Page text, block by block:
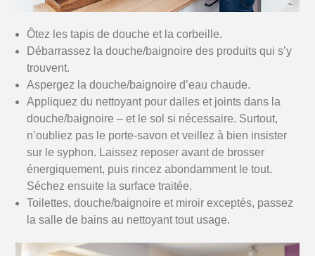
Ôtez les tapis de douche et la corbeille.
Débarrassez la douche/baignoire des produits qui s’y
trouvent.
Aspergez la douche/baignoire d’eau chaude.
Appliquez du nettoyant pour dalles et joints dans la
douche/baignoire – et le sol si nécessaire. Surtout,
n’oubliez pas le porte-savon et veillez à bien insister
sur le syphon. Laissez reposer avant de brosser
énergiquement, puis rincez abondamment le tout.
Séchez ensuite la surface traitée.
Toilettes, douche/baignoire et miroir exceptés, passez
la salle de bains au nettoyant tout usage.